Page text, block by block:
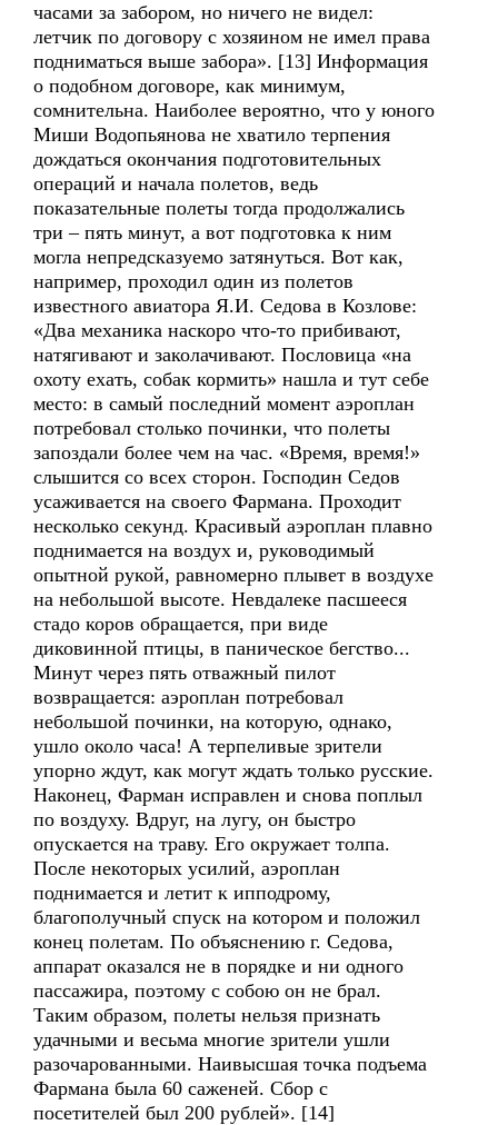
часами за забором, но ничего не видел:
летчик по договору с хозяином не имел права
подниматься выше забора». [13] Информация
о подобном договоре, как минимум,
сомнительна. Наиболее вероятно, что у юного
Миши Водопьянова не хватило терпения
дождаться окончания подготовительных
операций и начала полетов, ведь
показательные полеты тогда продолжались
три – пять минут, а вот подготовка к ним
могла непредсказуемо затянуться. Вот как,
например, проходил один из полетов
известного авиатора Я.И. Седова в Козлове:
«Два механика наскоро что-то прибивают,
натягивают и заколачивают. Пословица «на
охоту ехать, собак кормить» нашла и тут себе
место: в самый последний момент аэроплан
потребовал столько починки, что полеты
запоздали более чем на час. «Время, время!»
слышится со всех сторон. Господин Седов
усаживается на своего Фармана. Проходит
несколько секунд. Красивый аэроплан плавно
поднимается на воздух и, руководимый
опытной рукой, равномерно плывет в воздухе
на небольшой высоте. Невдалеке пасшееся
стадо коров обращается, при виде
диковинной птицы, в паническое бегство...
Минут через пять отважный пилот
возвращается: аэроплан потребовал
небольшой починки, на которую, однако,
ушло около часа! А терпеливые зрители
упорно ждут, как могут ждать только русские.
Наконец, Фарман исправлен и снова поплыл
по воздуху. Вдруг, на лугу, он быстро
опускается на траву. Его окружает толпа.
После некоторых усилий, аэроплан
поднимается и летит к ипподрому,
благополучный спуск на котором и положил
конец полетам. По объяснению г. Седова,
аппарат оказался не в порядке и ни одного
пассажира, поэтому с собою он не брал.
Таким образом, полеты нельзя признать
удачными и весьма многие зрители ушли
разочарованными. Наивысшая точка подъема
Фармана была 60 саженей. Сбор с
посетителей был 200 рублей». [14]